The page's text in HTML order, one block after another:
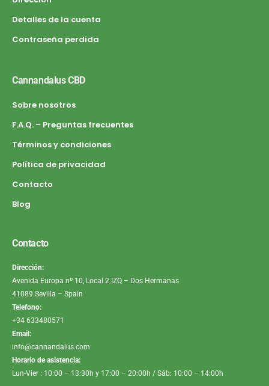
Detalles de la cuenta
Contraseña perdida
Cannandalus CBD
Sobre nosotros
F.A.Q. – Preguntas frecuentes
Términos y condiciones
Política de privacidad
Contacto
Blog
Contacto
Dirección:
Avenida Europa nº 10, Local 2 IZQ – Dos Hermanas
41089 Sevilla – Spain
Telefono:
+34 633480571
Email:
info@cannandalus.com
Horario de asistencia:
Lun-Vier : 10:00 – 13:30h y 17:00 – 20:00h / Sáb: 10:00 – 14:00h